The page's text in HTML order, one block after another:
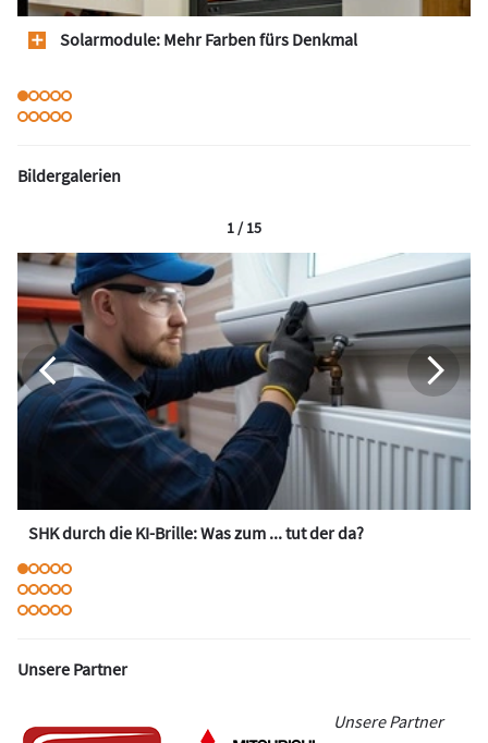
Solarmodule: Mehr Farben fürs Denkmal
Bildergalerien
SHK durch die KI-Brille: Was zum ... tut der da?
1 / 15
Unsere Partner
Unsere Partner